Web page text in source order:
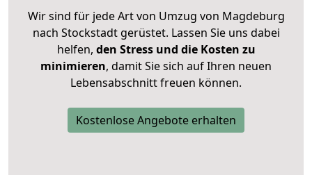
Wir sind für jede Art von Umzug von Magdeburg
nach Stockstadt gerüstet. Lassen Sie uns dabei
helfen, den Stress und die Kosten zu
minimieren, damit Sie sich auf Ihren neuen
Lebensabschnitt freuen können.
Kostenlose Angebote erhalten